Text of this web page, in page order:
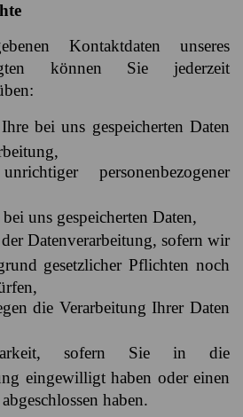
Kontaktdaten unseres
können Sie jederzeit
bei uns gespeicherten Daten
personenbezogener
uns gespeicherten Daten,
Datenverarbeitung, sofern wir
gesetzlicher Pflichten noch
die Verarbeitung Ihrer Daten
sofern Sie in die
eingewilligt haben oder einen
haben.